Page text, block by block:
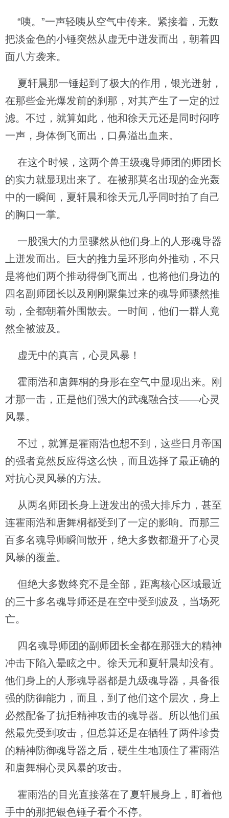
“咦。”一声轻咦从空气中传来。紧接着，无数
把淡金色的小锤突然从虚无中迸发而出，朝着四
面八方袭来。
夏轩晨那一锤起到了极大的作用，银光迸射，
在那些金光爆发前的刹那，对其产生了一定的过
滤。不过，就算如此，他和徐天元还是同时闷哼
一声，身体倒飞而出，口鼻溢出血来。
在这个时候，这两个兽王级魂导师团的师团长
的实力就显现出来了。在被那莫名出现的金光轰
中的一瞬间，夏轩晨和徐天元几乎同时拍了自己
的胸口一掌。
一股强大的力量骤然从他们身上的人形魂导器
上迸发而出。巨大的推力呈环形向外推动，不只
是将他们两个推动得倒飞而出，也将他们身边的
四名副师团长以及刚刚聚集过来的魂导师骤然推
动，全都朝着外围散去。一时间，他们一群人竟
然全被波及。
虚无中的真言，心灵风暴！
霍雨浩和唐舞桐的身形在空气中显现出来。刚
才那一击，正是他们强大的武魂融合技——心灵
风暴。
不过，就算是霍雨浩也想不到，这些日月帝国
的强者竟然反应得这么快，而且选择了最正确的
对抗心灵风暴的方法。
从两名师团长身上迸发出的强大排斥力，甚至
连霍雨浩和唐舞桐都受到了一定的影响。而那三
百多名魂导师瞬间散开，绝大多数都避开了心灵
风暴的覆盖。
但绝大多数终究不是全部，距离核心区域最近
的三十多名魂导师还是在空中受到波及，当场死
亡。
四名魂导师团的副师团长全都在那强大的精神
冲击下陷入晕眩之中。徐天元和夏轩晨却没有。
他们身上的人形魂导器都是九级魂导器，具备很
强的防御能力，而且，到了他们这个层次，身上
必然配备了抗拒精神攻击的魂导器。所以他们虽
然最先受到攻击，但总算还是在牺牲了两件珍贵
的精神防御魂导器之后，硬生生地顶住了霍雨浩
和唐舞桐心灵风暴的攻击。
霍雨浩的目光直接落在了夏轩晨身上，盯着他
手中的那把银色锤子看个不停。